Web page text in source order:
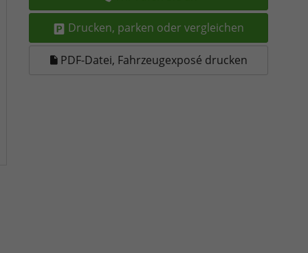
Drucken, parken oder vergleichen
PDF-Datei, Fahrzeugexposé drucken